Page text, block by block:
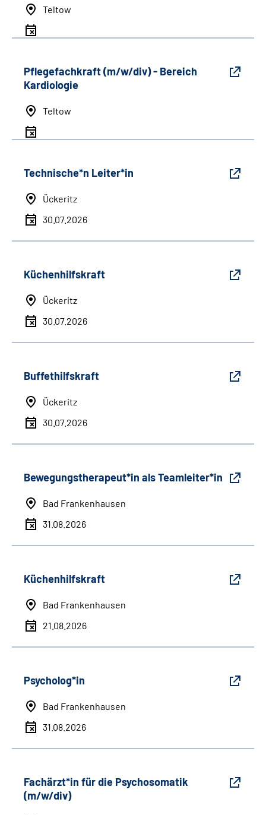
Teltow
Pflegefachkraft (m/w/div) - Bereich
Kardiologie
Teltow
Technische*n Leiter*in
Ückeritz
30.07.2026
Küchenhilfskraft
Ückeritz
30.07.2026
Buffethilfskraft
Ückeritz
30.07.2026
Bewegungstherapeut*in als Teamleiter*in
Bad Frankenhausen
31.08.2026
Küchenhilfskraft
Bad Frankenhausen
21.08.2026
Psycholog*in
Bad Frankenhausen
31.08.2026
Fachärzt*in für die Psychosomatik
(m/w/div)